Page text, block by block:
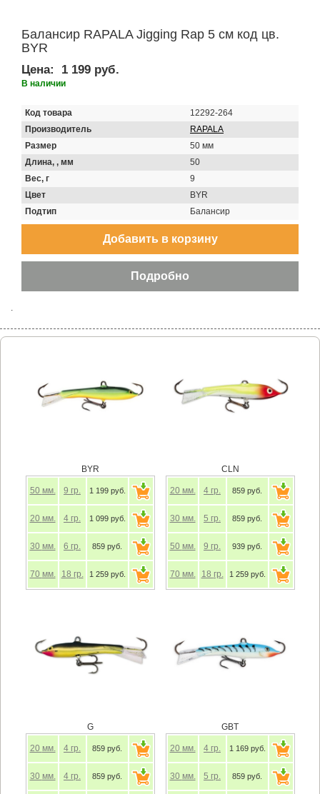
Балансир RAPALA Jigging Rap 5 см код цв.
BYR
Цена: 1 199 руб.
В наличии
Код товара
12292-264
Производитель
RAPALA
Размер
50 мм
Длина, , мм
50
Вес, г
9
Цвет
BYR
Подтип
Балансир
BYR
50 мм. 9 гр. 1 199 руб.
20 мм. 4 гр. 1 099 руб.
30 мм. 6 гр. 859 руб.
70 мм. 18 гр. 1 259 руб.
CLN
20 мм. 4 гр. 859 руб.
30 мм. 5 гр. 859 руб.
50 мм. 9 гр. 939 руб.
70 мм. 18 гр. 1 259 руб.
G
20 мм. 4 гр. 859 руб.
30 мм. 4 гр. 859 руб.
GBT
20 мм. 4 гр. 1 169 руб.
30 мм. 5 гр. 859 руб.